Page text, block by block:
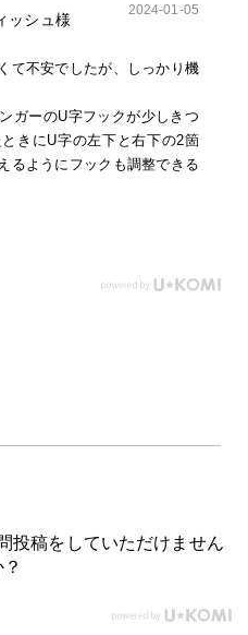
ッシュ様
2024-01-05
て不安でしたが、しっかり機
ガーのU字フックが少しきつ
きにU字の左下と右下の2箇
るようにフックも調整できる
投稿をしていただけません